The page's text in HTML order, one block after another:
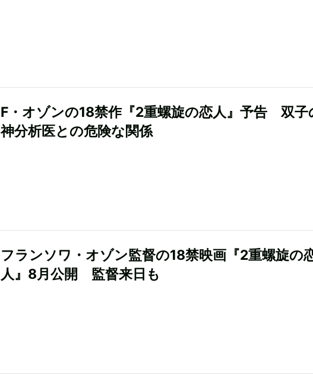
F・オゾンの18禁作『2重螺旋の恋人』予告 双子
神分析医との危険な関係
フランソワ・オゾン監督の18禁映画『2重螺旋の
人』8月公開 監督来日も